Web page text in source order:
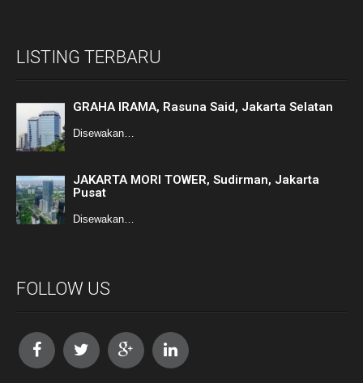
LISTING TERBARU
GRAHA IRAMA, Rasuna Said, Jakarta Selatan
Disewakan…
JAKARTA MORI TOWER, Sudirman, Jakarta
Pusat
Disewakan…
FOLLOW US